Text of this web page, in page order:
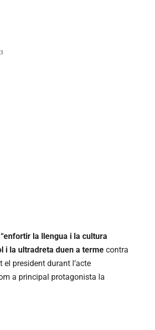
“enfortir la llengua i la cultura
i la ultradreta duen a terme contra
president durant l’acte
a principal protagonista la